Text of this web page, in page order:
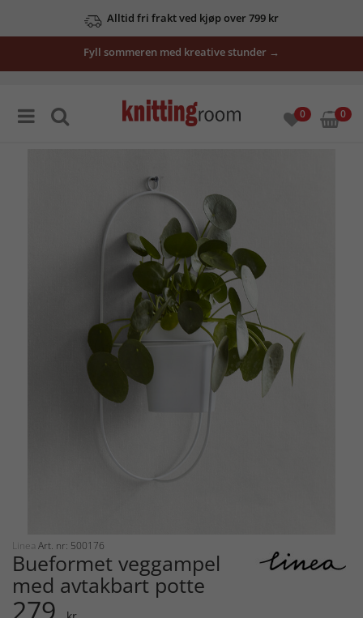
Alltid fri frakt ved kjøp over 799 kr
Fyll sommeren med kreative stunder →
0 0
Linea Art. nr: 500176
Bueformet veggampel
med avtakbart potte
279